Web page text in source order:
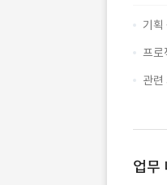
기획
프로
관련
업무